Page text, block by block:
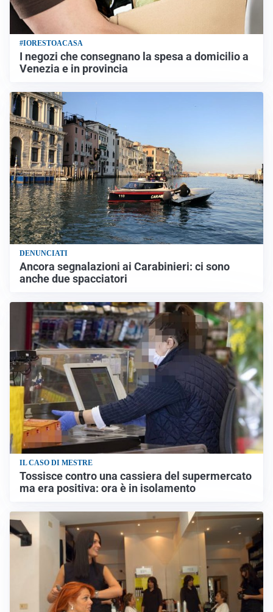
#IORESTOACASA
I negozi che consegnano la spesa a domicilio a
Venezia e in provincia
DENUNCIATI
Ancora segnalazioni ai Carabinieri: ci sono
anche due spacciatori
IL CASO DI MESTRE
Tossisce contro una cassiera del supermercato
ma era positiva: ora è in isolamento